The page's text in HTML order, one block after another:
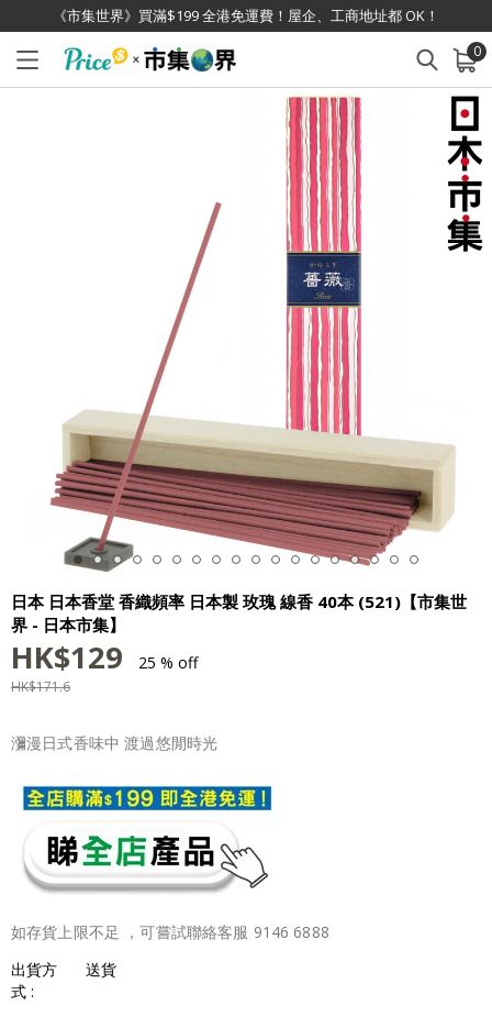
《市集世界》買滿$199 全港免運費！屋企、工商地址都 OK！
0
已加入購物車 查看
日本 日本香堂 香織頻率 日本製 玫瑰 線香 40本 (521)【市集世
界 - 日本市集】
HK$129 25 % off
HK$171.6
瀰漫日式香味中 渡過悠閒時光
如存貨上限不足 ，可嘗試聯絡客服 9146 6888
出貨方
式 :
送貨